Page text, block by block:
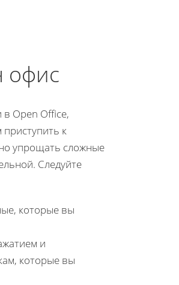
офис
Open Office,
к
упрощать сложные
Следуйте
которые вы
и
которые вы